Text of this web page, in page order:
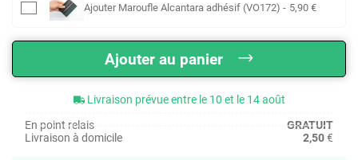
Ajouter Maroufle Alcantara adhésif (VO172) - 5,90 €
Ajouter au panier
Livraison prévue entre le 10 et le 14 août
En point relais
GRATUIT
Livraison à domicile
2,50€